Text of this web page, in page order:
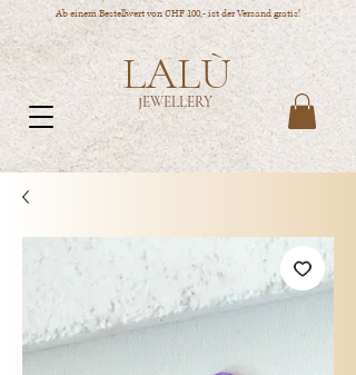
Ab einem Bestellwert von CHF 100,- ist der Versand gratis!
LALÙ
JEWELLERY